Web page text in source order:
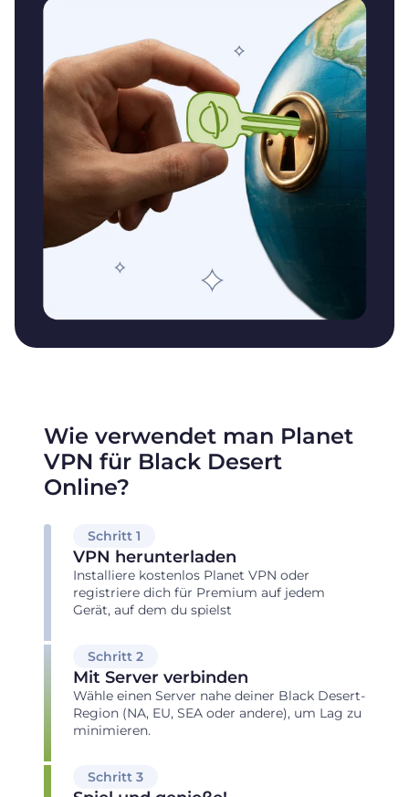
Wie verwendet man Planet
VPN für Black Desert
Online?
Schritt 1
VPN herunterladen
Installiere kostenlos Planet VPN oder
registriere dich für Premium auf jedem
Gerät, auf dem du spielst
Schritt 2
Mit Server verbinden
Wähle einen Server nahe deiner Black Desert-
Region (NA, EU, SEA oder andere), um Lag zu
minimieren.
Schritt 3